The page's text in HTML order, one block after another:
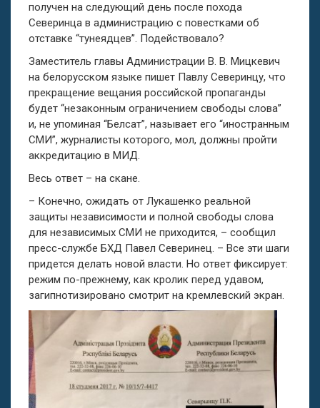
получен на следующий день после похода
Северинца в администрацию с повестками об
отставке “тунеядцев”. Подействовало?
Заместитель главы Администрации В. В. Мицкевич
на белорусском языке пишет Павлу Северинцу, что
прекращение вещания российской пропаганды
будет “незаконным ограничением свободы слова”
и, не упоминая “Белсат”, называет его “иностранным
СМИ”, журналисты которого, мол, должны пройти
аккредитацию в МИД.
Весь ответ – на скане.
– Конечно, ожидать от Лукашенко реальной
защиты независимости и полной свободы слова
для независимых СМИ не приходится, – сообщил
пресс-службе БХД Павел Северинец. – Все эти шаги
придется делать новой власти. Но ответ фиксирует:
режим по-прежнему, как кролик перед удавом,
загипнотизировано смотрит на кремлевский экран.